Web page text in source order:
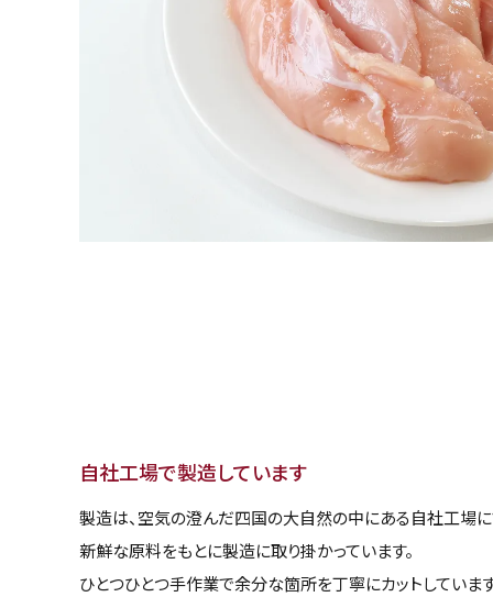
自社工場で製造しています
製造は、空気の澄んだ四国の大自然の中にある自社工場に
新鮮な原料をもとに製造に取り掛かっています。
ひとつひとつ手作業で余分な箇所を丁寧にカットしています